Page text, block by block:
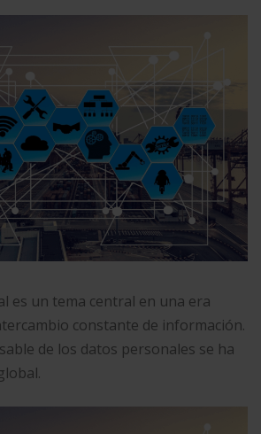
es un tema central en una era
constante de información.
de los datos personales se ha